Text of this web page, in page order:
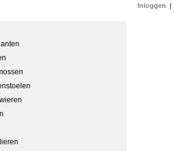
Inloggen |